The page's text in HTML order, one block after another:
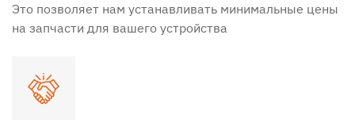
Это позволяет нам устанавливать минимальные цены
на запчасти для вашего устройства